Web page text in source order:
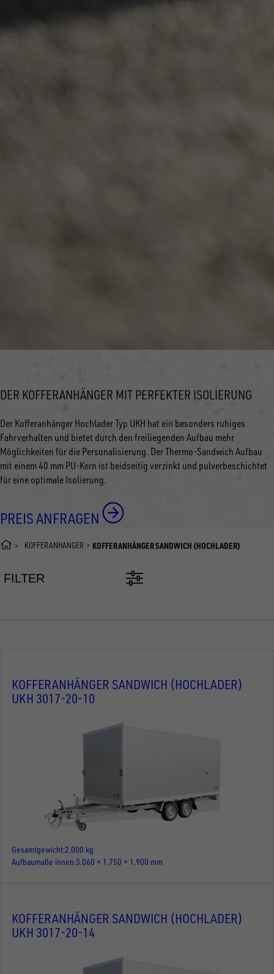
DER KOFFERANHÄNGER MIT PERFEKTER ISOLIERUNG
Der Kofferanhänger Hochlader Typ UKH hat ein besonders ruhiges
Fahrverhalten und bietet durch den freiliegenden Aufbau mehr
Möglichkeiten für die Personalisierung. Der Thermo-Sandwich Aufbau
mit einem 40 mm PU-Kern ist beidseitig verzinkt und pulverbeschichtet
für eine optimale Isolierung.
PREIS ANFRAGEN
KOFFERANHÄNGER KOFFERANHÄNGER SANDWICH (HOCHLADER)
FILTER
KOFFERANHÄNGER SANDWICH (HOCHLADER)
UKH 3017-20-10
Gesamtgewicht 2.000 kg
Aufbaumaße innen 3.060 × 1.750 × 1.900 mm
KOFFERANHÄNGER SANDWICH (HOCHLADER)
UKH 3017-20-14